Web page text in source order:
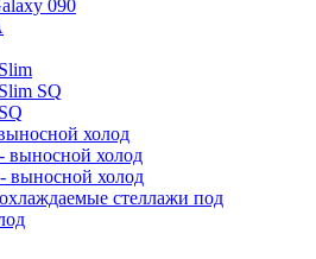
090
SQ
холод
выносной холод
выносной холод
стеллажи под